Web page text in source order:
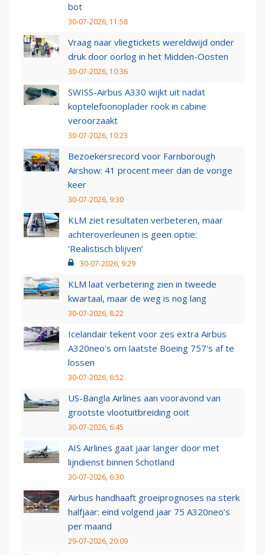
bot
30-07-2026, 11:58
Vraag naar vliegtickets wereldwijd onder
druk door oorlog in het Midden-Oosten
30-07-2026, 10:36
SWISS-Airbus A330 wijkt uit nadat
koptelefoonoplader rook in cabine
veroorzaakt
30-07-2026, 10:23
Bezoekersrecord voor Farnborough
Airshow: 41 procent meer dan de vorige
keer
30-07-2026, 9:30
KLM ziet resultaten verbeteren, maar
achteroverleunen is geen optie:
‘Realistisch blijven’
30-07-2026, 9:29
KLM laat verbetering zien in tweede
kwartaal, maar de weg is nog lang
30-07-2026, 8:22
Icelandair tekent voor zes extra Airbus
A320neo's om laatste Boeing 757's af te
lossen
30-07-2026, 6:52
US-Bangla Airlines aan vooravond van
grootste vlootuitbreiding ooit
30-07-2026, 6:45
AIS Airlines gaat jaar langer door met
lijndienst binnen Schotland
30-07-2026, 6:30
Airbus handhaaft groeiprognoses na sterk
halfjaar: eind volgend jaar 75 A320neo’s
per maand
29-07-2026, 20:09